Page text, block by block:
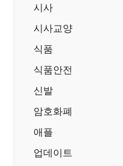
시사
시사교양
식품
식품안전
신발
암호화폐
애플
업데이트